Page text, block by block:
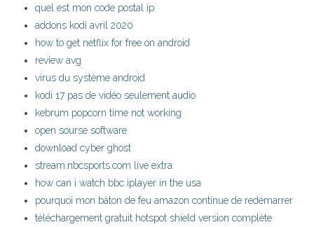
quel est mon code postal ip
addons kodi avril 2020
how to get netflix for free on android
review avg
virus du système android
kodi 17 pas de vidéo seulement audio
kebrum popcorn time not working
open sourse software
download cyber ghost
stream.nbcsports.com live extra
how can i watch bbc iplayer in the usa
pourquoi mon bâton de feu amazon continue de redémarrer
téléchargement gratuit hotspot shield version complète